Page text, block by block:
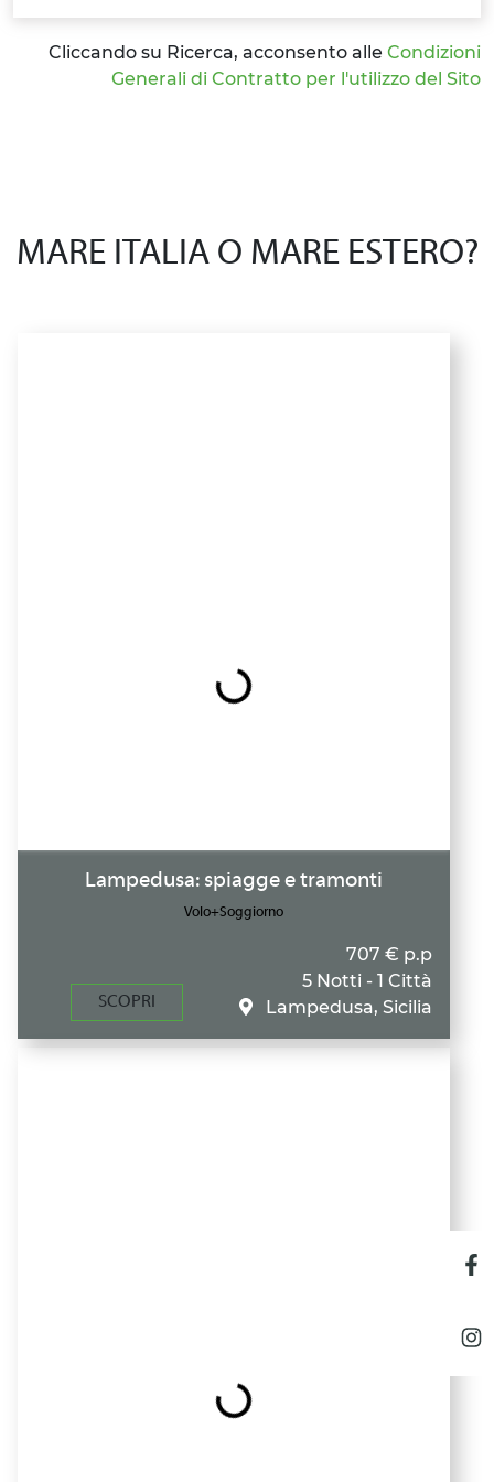
Cliccando su Ricerca, acconsento alle Condizioni
Generali di Contratto per l'utilizzo del Sito
MARE ITALIA O MARE ESTERO?
Lampedusa: spiagge e tramonti
Volo+Soggiorno
SCOPRI
707 € p.p
5 Notti - 1 Città
Lampedusa, Sicilia